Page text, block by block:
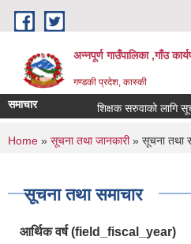
Skip to main content
अन्नपूर्ण गाउँपालिका ,गाँउ
गण्डकी प्रदेश, कास्की
समाचार शिक्षक सरुवाको लागि सूचना
You are here
Home » सूचना तथा जानकारी» सूचना तथा
सूचना तथा समाचार
आर्थिक वर्ष (field_fiscal_year)